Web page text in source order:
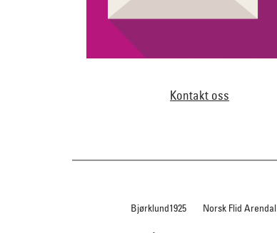
Kontakt oss
Bjørklund1925 Norsk Flid Arendal